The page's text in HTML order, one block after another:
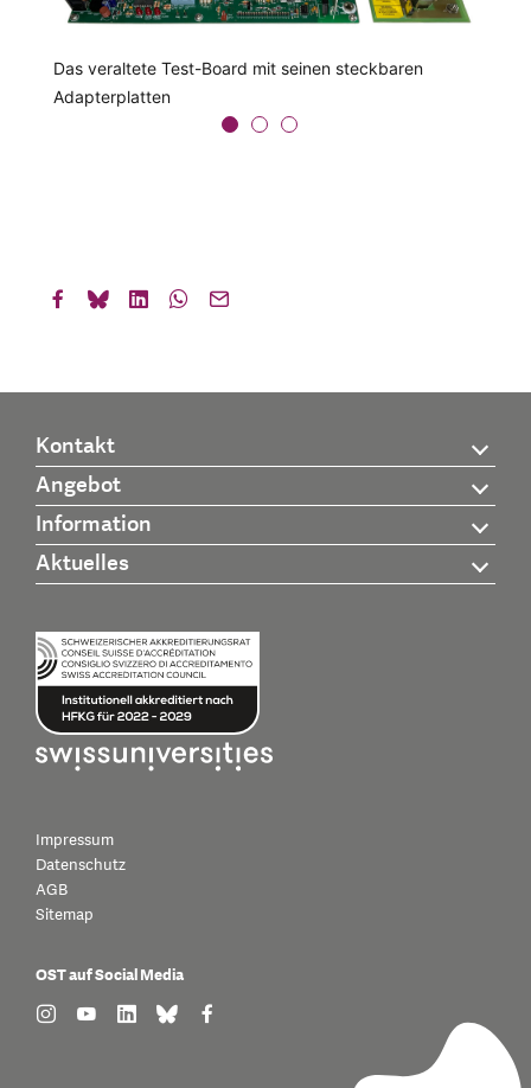
Das veraltete Test-Board mit seinen steckbaren
Adapterplatten
3-in-1: Das neue Multi-Topology-Board mit den
Konvertertopologien Buck, Boost und Forward
Darstellung einer Messung der Strom- und
Spannungsverläufe im Forward-Konverter
Kontakt
Angebot
Information
Aktuelles
Impressum
Datenschutz
AGB
Sitemap
OST auf Social Media
find us on: instagram
find us on: youtube
find us on: linkedin
find us on: bluesky
find us on: facebook